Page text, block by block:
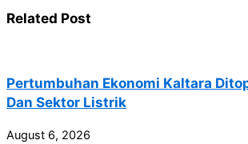
Related Post
Pertumbuhan Ekonomi Kaltara
Dan Sektor Listrik
August 6, 2026